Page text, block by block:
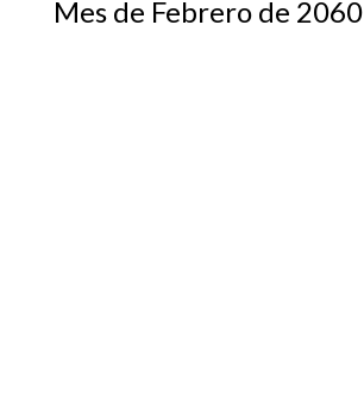
Mes de Febrero de 2060